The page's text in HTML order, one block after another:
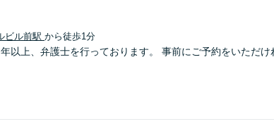
ビル前駅 から徒歩1分
以上、弁護士を行っております。 事前にご予約をいただけ